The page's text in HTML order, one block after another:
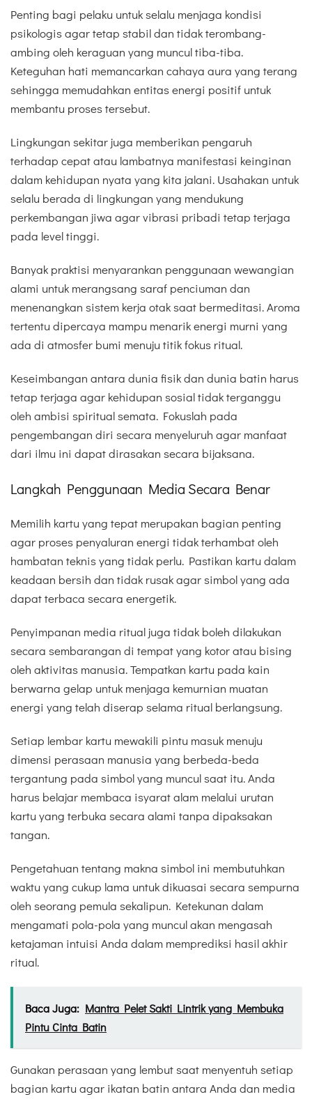
Penting bagi pelaku untuk selalu menjaga kondisi
psikologis agar tetap stabil dan tidak terombang-
ambing oleh keraguan yang muncul tiba-tiba.
Keteguhan hati memancarkan cahaya aura yang terang
sehingga memudahkan entitas energi positif untuk
membantu proses tersebut.
Lingkungan sekitar juga memberikan pengaruh
terhadap cepat atau lambatnya manifestasi keinginan
dalam kehidupan nyata yang kita jalani. Usahakan untuk
selalu berada di lingkungan yang mendukung
perkembangan jiwa agar vibrasi pribadi tetap terjaga
pada level tinggi.
Banyak praktisi menyarankan penggunaan wewangian
alami untuk merangsang saraf penciuman dan
menenangkan sistem kerja otak saat bermeditasi. Aroma
tertentu dipercaya mampu menarik energi murni yang
ada di atmosfer bumi menuju titik fokus ritual.
Keseimbangan antara dunia fisik dan dunia batin harus
tetap terjaga agar kehidupan sosial tidak terganggu
oleh ambisi spiritual semata. Fokuslah pada
pengembangan diri secara menyeluruh agar manfaat
dari ilmu ini dapat dirasakan secara bijaksana.
Langkah Penggunaan Media Secara Benar
Memilih kartu yang tepat merupakan bagian penting
agar proses penyaluran energi tidak terhambat oleh
hambatan teknis yang tidak perlu. Pastikan kartu dalam
keadaan bersih dan tidak rusak agar simbol yang ada
dapat terbaca secara energetik.
Penyimpanan media ritual juga tidak boleh dilakukan
secara sembarangan di tempat yang kotor atau bising
oleh aktivitas manusia. Tempatkan kartu pada kain
berwarna gelap untuk menjaga kemurnian muatan
energi yang telah diserap selama ritual berlangsung.
Setiap lembar kartu mewakili pintu masuk menuju
dimensi perasaan manusia yang berbeda-beda
tergantung pada simbol yang muncul saat itu. Anda
harus belajar membaca isyarat alam melalui urutan
kartu yang terbuka secara alami tanpa dipaksakan
tangan.
Pengetahuan tentang makna simbol ini membutuhkan
waktu yang cukup lama untuk dikuasai secara sempurna
oleh seorang pemula sekalipun. Ketekunan dalam
mengamati pola-pola yang muncul akan mengasah
ketajaman intuisi Anda dalam memprediksi hasil akhir
ritual.
Baca Juga: Mantra Pelet Sakti Lintrik yang Membuka
Pintu Cinta Batin
Gunakan perasaan yang lembut saat menyentuh setiap
bagian kartu agar ikatan batin antara Anda dan media